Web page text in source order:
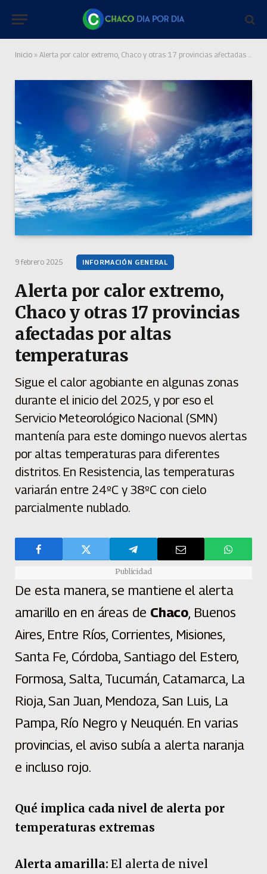
Inicio » Alerta por calor extremo, Chaco y otras 17 provincias afectadas por altas temperaturas
9 febrero 2025 INFORMACIÓN GENERAL
Alerta por calor extremo,
Chaco y otras 17 provincias
afectadas por altas
temperaturas
Sigue el calor agobiante en algunas zonas
durante el inicio del 2025, y por eso el
Servicio Meteorológico Nacional (SMN)
mantenía para este domingo nuevos alertas
por altas temperaturas para diferentes
distritos. En Resistencia, las temperaturas
variarán entre 24ºC y 38ºC con cielo
parcialmente nublado.
Publicidad
De esta manera, se mantiene el alerta
amarillo en en áreas de Chaco, Buenos
Aires, Entre Ríos, Corrientes, Misiones,
Santa Fe, Córdoba, Santiago del Estero,
Formosa, Salta, Tucumán, Catamarca, La
Rioja, San Juan, Mendoza, San Luis, La
Pampa, Río Negro y Neuquén. En varias
provincias, el aviso subía a alerta naranja
e incluso rojo.
Qué implica cada nivel de alerta por
temperaturas extremas
Alerta amarilla: El alerta de nivel